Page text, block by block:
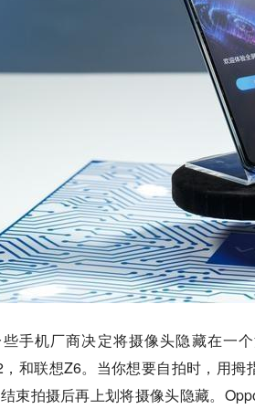
手机厂商决定将摄像头隐藏在一
，和联想Z6。当你想要自拍时，用
束拍摄后再上划将摄像头隐藏。